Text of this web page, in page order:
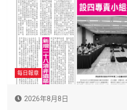
每日報章
2026年8月8日